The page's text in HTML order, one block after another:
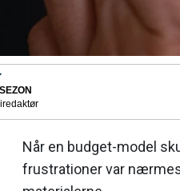
Når en budget-model
frustrationer var